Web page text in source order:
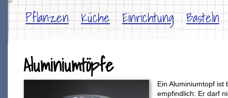
Pflanzen Küche Einrichtung Basteln
Aluminiumtöpfe
Ein Aluminiumtopf ist
empfindlich: Er darf